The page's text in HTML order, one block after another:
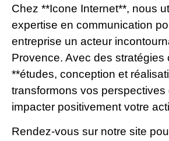
Chez **Icone Internet**, nous
expertise en communication
entreprise un acteur
Provence. Avec des stratégies
**études, conception et
transformons vos perspectives
impacter positivement votre
Rendez-vous sur notre site